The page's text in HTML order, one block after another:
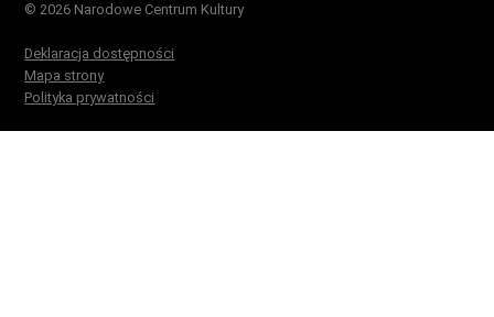
© 2026 Narodowe Centrum Kultury
Deklaracja dostępności
Mapa strony
Polityka prywatności